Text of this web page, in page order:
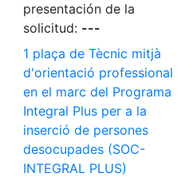
presentación de la
solicitud: ---
1 plaça de Tècnic mitjà
d'orientació professional
en el marc del Programa
Integral Plus per a la
inserció de persones
desocupades (SOC-
INTEGRAL PLUS)